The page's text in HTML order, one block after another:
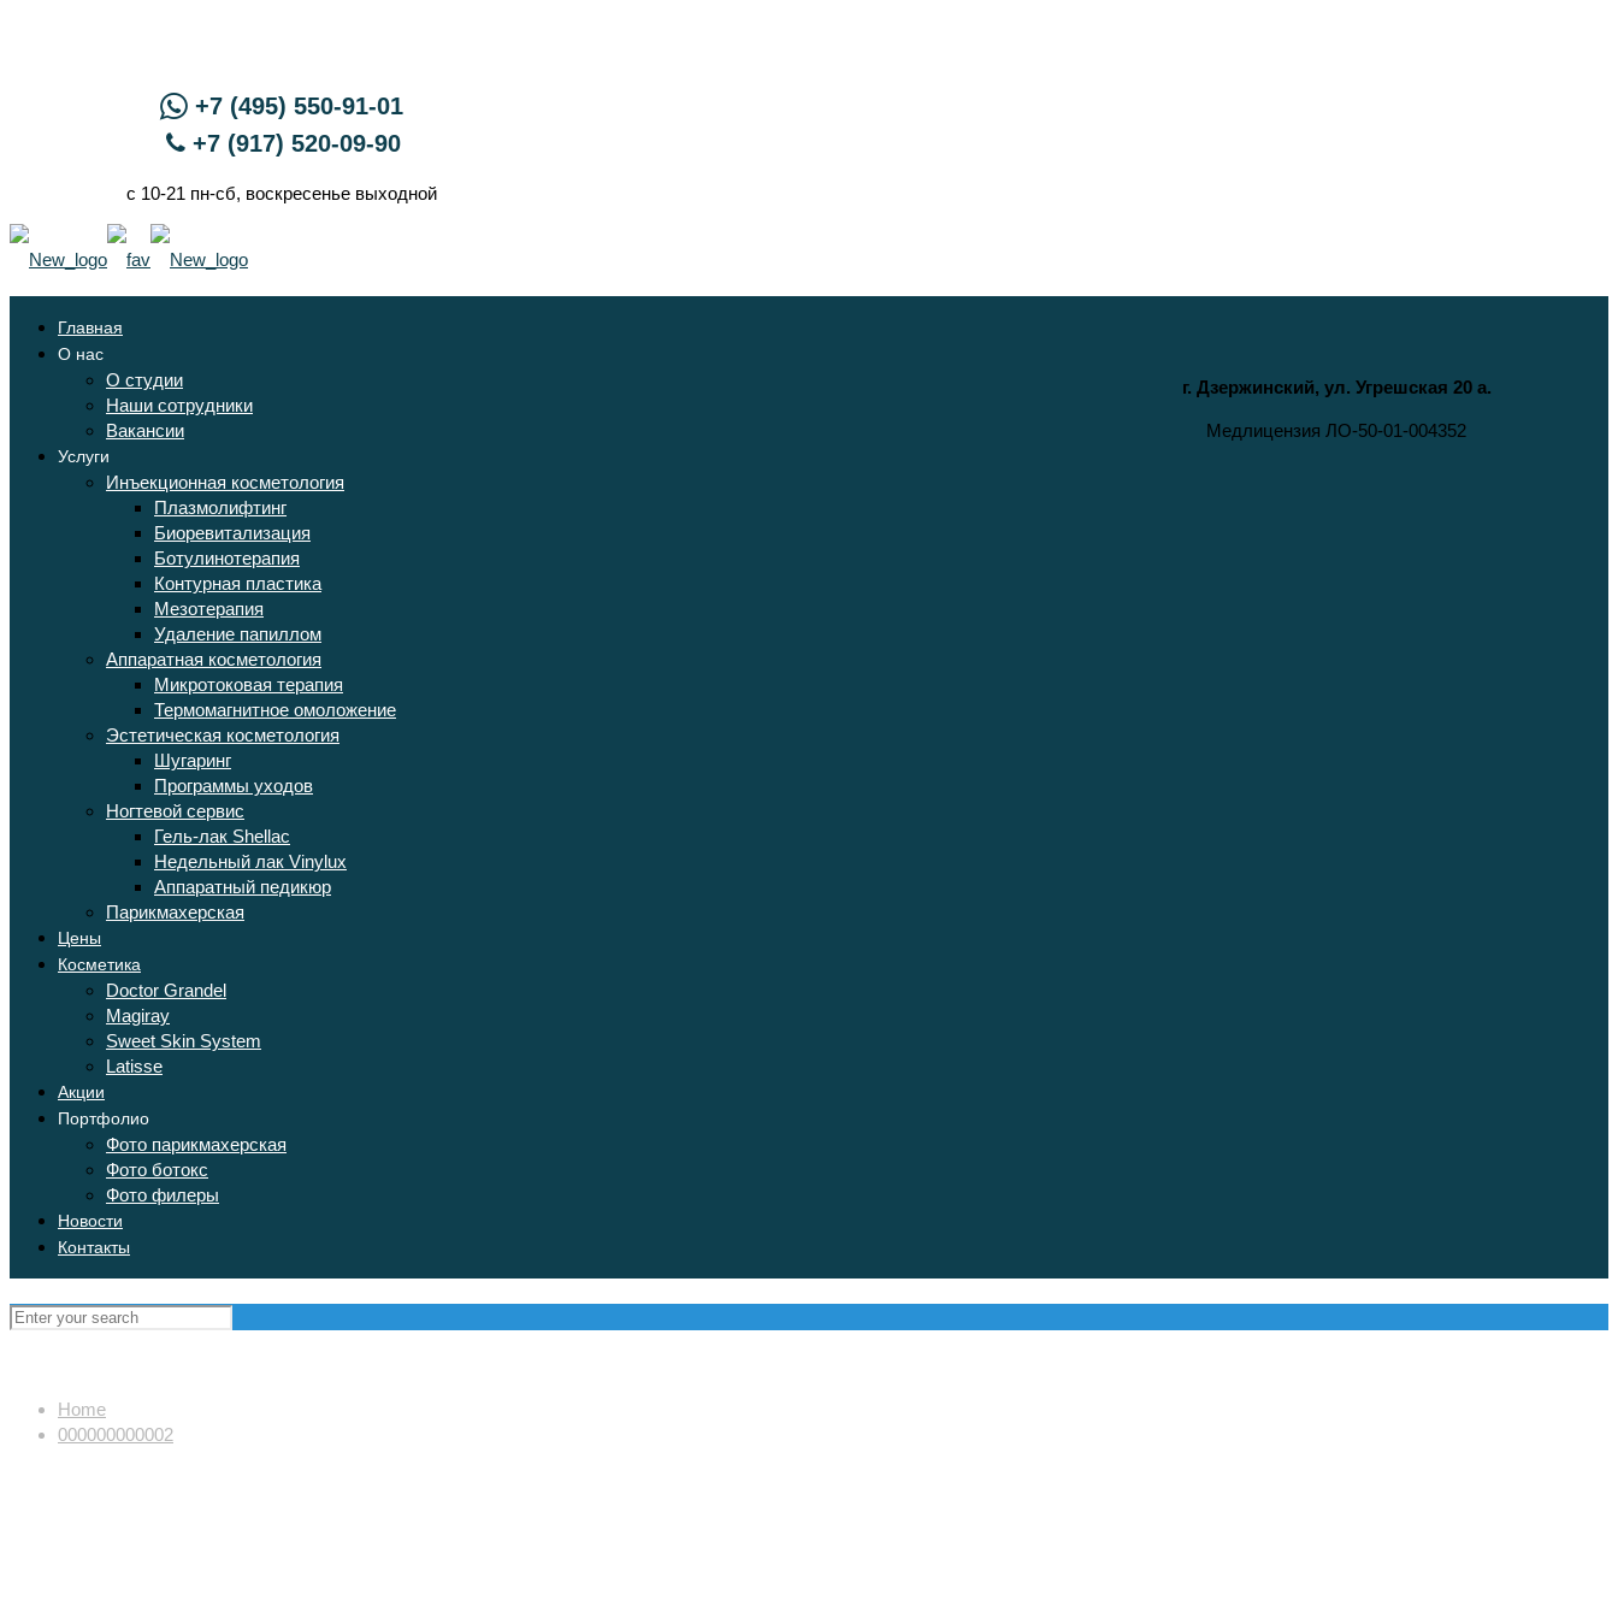
+7 (495) 550-91-01
+7 (917) 520-09-90
с 10-21 пн-сб, воскресенье выходной
г. Дзержинский, ул. Угрешская 20 а.
Медлицензия ЛО-50-01-004352
Главная
О нас
О студии
Наши сотрудники
Вакансии
Услуги
Инъекционная косметология
Плазмолифтинг
Биоревитализация
Ботулинотерапия
Контурная пластика
Мезотерапия
Удаление папиллом
Аппаратная косметология
Микротоковая терапия
Термомагнитное омоложение
Эстетическая косметология
Шугаринг
Программы уходов
Ногтевой сервис
Гель-лак Shellac
Недельный лак Vinylux
Аппаратный педикюр
Парикмахерская
Цены
Косметика
Doctor Grandel
Magiray
Sweet Skin System
Latisse
Акции
Портфолио
Фото парикмахерская
Фото ботокс
Фото филеры
Новости
Контакты
Home
000000000002